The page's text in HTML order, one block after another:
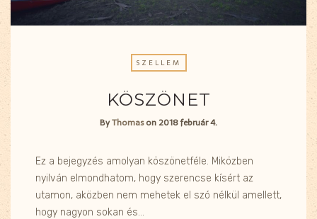
SZELLEM
KÖSZÖNET
ByThomas on2018 február 4.
Ez a bejegyzés amolyan köszönetféle. Miközben
nyilván elmondhatom, hogy szerencse kísért az
utamon, aközben nem mehetek el szó nélkül amellett,
hogy nagyon sokan és…